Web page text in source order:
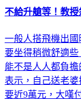
不給升艙等！教
一般人搭飛機出
要坐得稍微舒適
能不是人人都負
表示，自己送老
要近9萬元，大嘆